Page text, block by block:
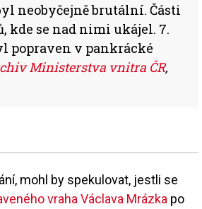
neobyčejně brutální. Části
kde se nad nimi ukájel. 7.
popraven v pankrácké
Ministerstva vnitra ČR,
mohl by spekulovat, jestli se
vraha Václava Mrázka po